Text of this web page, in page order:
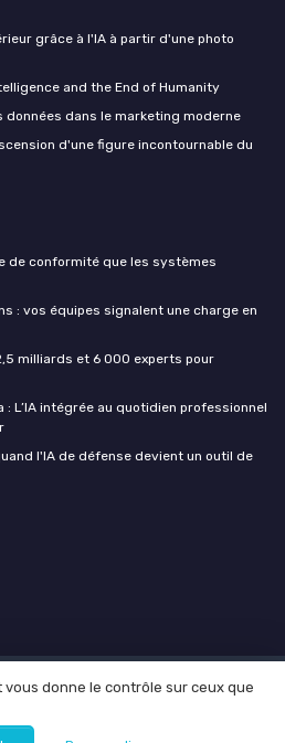
grâce à l'IA à partir d'une photo
and the End of Humanity
dans le marketing moderne
d'une figure incontournable du
de conformité que les systèmes
: vos équipes signalent une charge en
milliards et 6 000 experts pour
L’IA intégrée au quotidien professionnel
l'IA de défense devient un outil de
de confidentialité
Agence OPEN
donne le contrôle sur ceux que